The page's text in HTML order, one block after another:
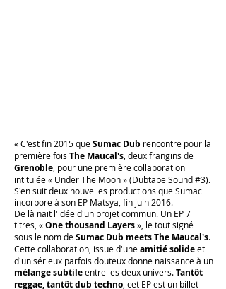
« C'est fin 2015 queSumac Dub rencontre pour la
première fois The Maucal's , deux frangins de
Grenoble , pour une première collaboration
intitulée « Under The Moon » (Dubtape Sound#3).
S'en suit deux nouvelles productions que Sumac
incorpore à son EP Matsya, fin juin 2016.
De là nait l'idée d'un projet commun. Un EP 7
titres, «One thousand Layers», le tout signé
sous le nom deSumac Dub meets The Maucal's.
Cette collaboration, issue d'uneamitié solideet
d'un sérieux parfois douteux donne naissance à un
mélange subtileentre les deux univers.Tantôt
reggae, tantôt dub techno , cet EP est un billet